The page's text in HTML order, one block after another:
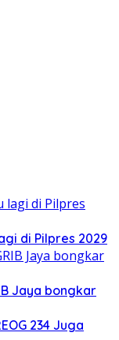
di Pilpres 2029
Jaya bongkar
234 Juga